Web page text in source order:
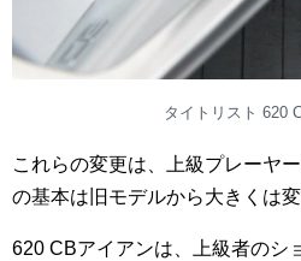
タイトリスト 620
これらの変更は、上級プレーヤ
の基本は旧モデルから大きくは
620 CBアイアンは、上級者のシ